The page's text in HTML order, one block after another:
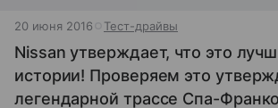
20 июня 2016 Тест-драйвы
Nissan утверждает, что это
истории! Проверяем это
легендарной трассе Спа-